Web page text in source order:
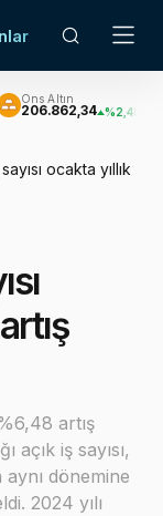
%2,48 3.020,45
ocakta yıllık
artış
açık iş sayısı,
aynı dönemine
2024 yılı